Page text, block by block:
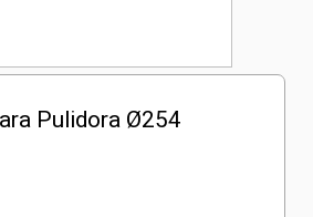
Pulidora Ø254